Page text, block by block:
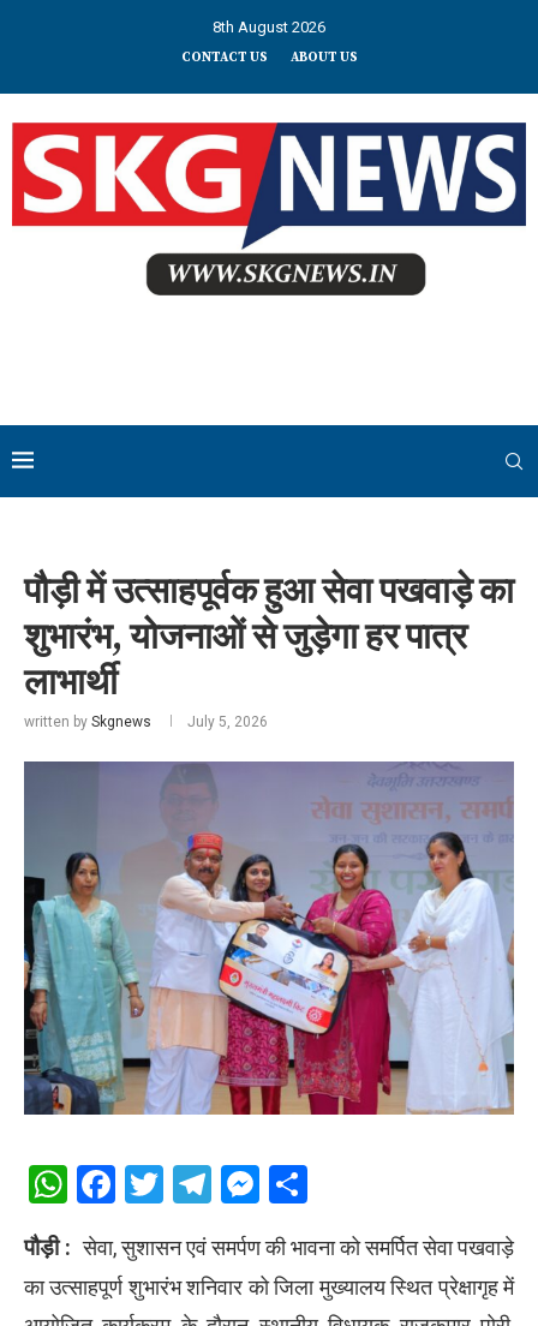
8th August 2026
CONTACT US ABOUT US
पौड़ी में उत्साहपूर्वक हुआ सेवा पखवाड़े का
शुभारंभ, योजनाओं से जुड़ेगा हर पात्र
लाभार्थी
written by Skgnews July 5, 2026
WhatsApp
Facebook
Twitter
Telegram
Messenger
पौड़ी :सेवा, सुशासन एवं समर्पण की भावना को समर्पित सेवा पखवाड़े
का उत्साहपूर्ण शुभारंभ शनिवार को जिला मुख्यालय स्थित प्रेक्षागृह में